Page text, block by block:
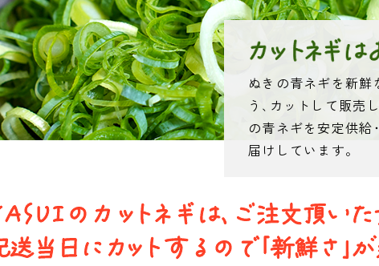
ぬきの青ネギを新鮮
う､カットして販売
の青ネギを安定供
届けしています。